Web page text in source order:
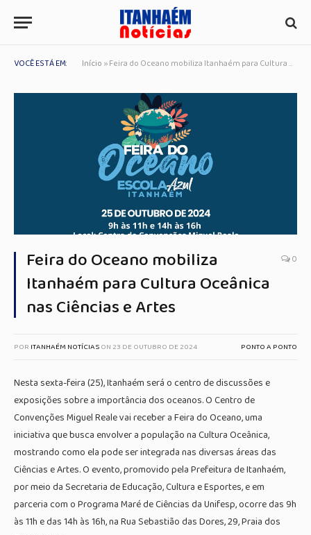
VOCÊ ESTÁ EM: Início »Feira do Oceano mobiliza Itanhaém para Cultura Oceânica nas Ciências e Artes
Feira do Oceano mobiliza
Itanhaém para Cultura Oceânica
nas Ciências e Artes
0
POR ITANHAÉM NOTÍCIASON23 DE OUTUBRO DE 2024 PONTO A PONTO
Nesta sexta-feira (25), Itanhaém será o centro de discussões e
exposições sobre a importância dos oceanos. O Centro de
Convenções Miguel Reale vai receber a Feira do Oceano, uma
iniciativa que busca envolver a população na Cultura Oceânica,
mostrando como ela pode ser integrada nas diversas áreas das
Ciências e Artes. O evento, promovido pela Prefeitura de Itanhaém,
por meio da Secretaria de Educação, Cultura e Esportes, e em
parceria com o Programa Maré de Ciências da Unifesp, ocorre das 9h
às 11h e das 14h às 16h, na Rua Sebastião das Dores, 29, Praia dos